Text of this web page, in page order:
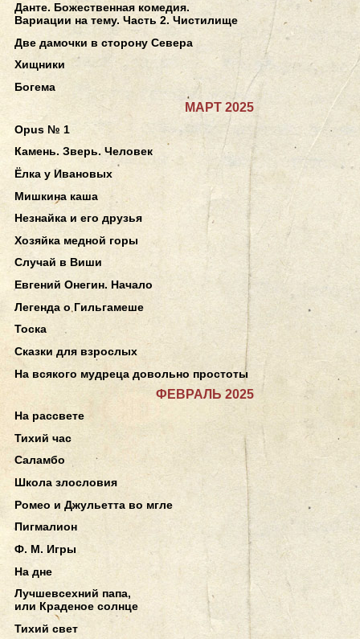
Данте. Божественная комедия.
Вариации на тему. Часть 2. Чистилище
Две дамочки в сторону Севера
Хищники
Богема
МАРТ 2025
Opus № 1
Камень. Зверь. Человек
Ёлка у Ивановых
Мишкина каша
Незнайка и его друзья
Хозяйка медной горы
Случай в Виши
Евгений Онегин. Начало
Легенда о Гильгамеше
Тоска
Сказки для взрослых
На всякого мудреца довольно простоты
ФЕВРАЛЬ 2025
На рассвете
Тихий час
Саламбо
Школа злословия
Ромео и Джульетта во мгле
Пигмалион
Ф. М. Игры
На дне
Лучшевсехний папа,
или Краденое солнце
Тихий свет